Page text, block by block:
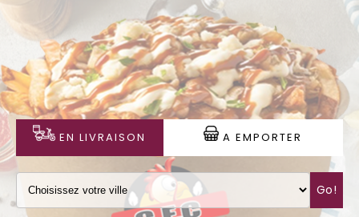
LA CARTE
VOTRE COMPTE
NOTRE RESTAURANT
VOS AVIS
MENTIONS LÉGALES
C.G.V
EN LIVRAISON A EMPORTER
Go!